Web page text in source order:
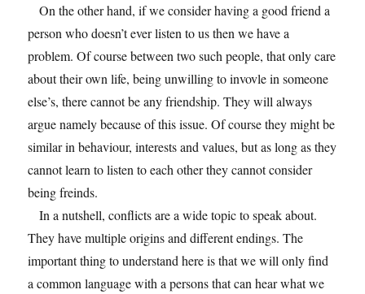
On the other hand, if we consider having a good friend a
person who doesn’t ever listen to us then we have a
problem. Of course between two such people, that only care
about their own life, being unwilling to invovle in someone
else’s, there cannot be any friendship. They will always
argue namely because of this issue. Of course they might be
similar in behaviour, interests and values, but as long as they
cannot learn to listen to each other they cannot consider
being freinds.
In a nutshell, conflicts are a wide topic to speak about.
They have multiple origins and different endings. The
important thing to understand here is that we will only find
a common language with a persons that can hear what we